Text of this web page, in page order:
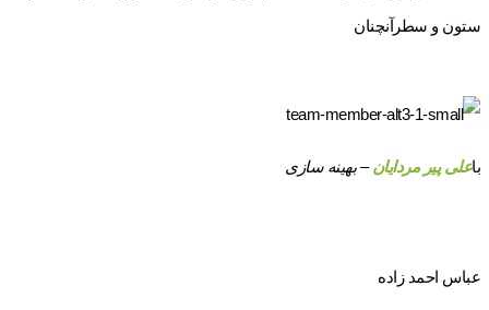
ستون و سطرآنچنان
باعلی پیر مردایان– بهینه سازی
عباس احمد زاده